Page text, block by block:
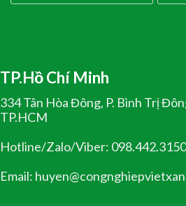
TP.Hồ Chí Minh
334 Tân Hòa Đông, P. Bình Trị
TP.HCM
Hotline/Zalo/Viber: 098.442.3150
Email: